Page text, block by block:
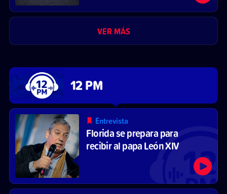
VER MÁS
12 PM
Entrevista
Florida se prepara para
recibir al papa León XIV